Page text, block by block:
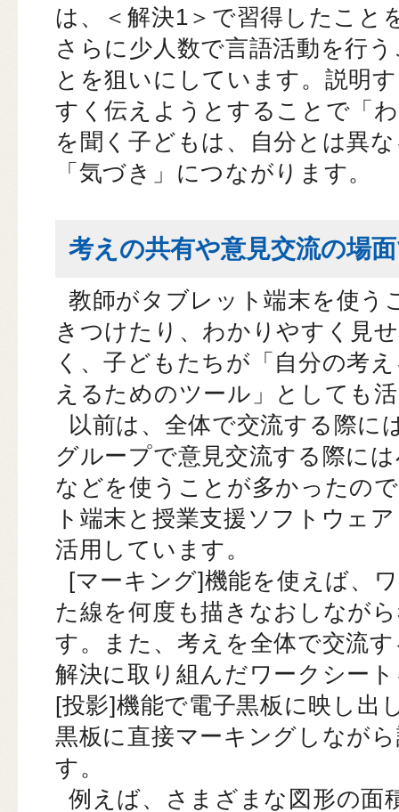
は、＜解決1＞で習得したこと
さらに少人数で言語活動を行
とを狙いにしています。説明
すく伝えようとすることで「
を聞く子どもは、自分とは異
「気づき」につながります。
考えの共有や意見交流の場
教師がタブレット端末を使う
きつけたり、わかりやすく見
く、子どもたちが「自分の考
えるためのツール」としても
以前は、全体で交流する際に
グループで意見交流する際に
などを使うことが多かったの
ト端末と授業支援ソフトウェ
活用しています。
[マーキング]機能を使えば、
た線を何度も描きなおしなが
す。また、考えを全体で交流
解決に取り組んだワークシー
[投影]機能で電子黒板に映し出
黒板に直接マーキングしなが
す。
例えば、さまざまな図形の面